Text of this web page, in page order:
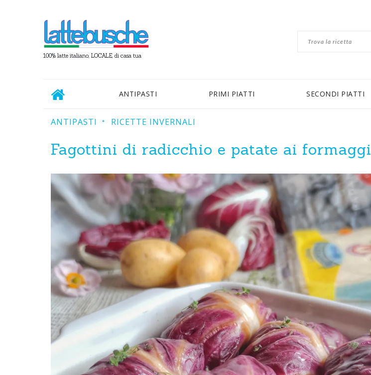
100% latte italiano, LOCALE, di casa tua
ANTIPASTI PRIMI PIATTI SECONDI PIATTI
ANTIPASTI RICETTE INVERNALI
Fagottini di radicchio e patate ai formaggi